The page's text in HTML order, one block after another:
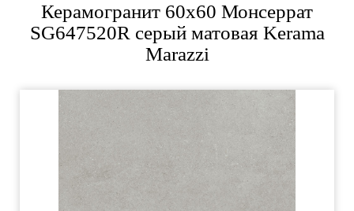
Керамогранит 60x60 Монсеррат
SG647520R серый матовая Kerama
Marazzi